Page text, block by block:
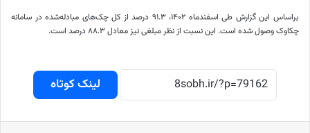
براساس
این گزارش طی اسفندماه ۱۴۰۲، ۹۱.۳ درصد از کل چک‌های مبادله‌شده در سامانه
چکاوک وصول شده است. این نسبت از نظر مبلغی نیز معادل ۸۸.۳ درصد است.
لینک کوتاه